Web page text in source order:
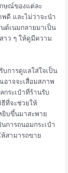
กษณ์ของแต่ละ
ดี และไม่ว่าจะนำ
ด์เนมกลายมาเป็น
าว ๆ ให้ดูมีความ
บการดูแลใส่ใจเป็น
อาจจะเสื่อมสภาพ
กระเป๋าที่ร้านรับ
ที่จะช่วยให้
ยิบขึ้นมาสะพาย
การถนอมกระเป๋า
ห้สามารถขาย